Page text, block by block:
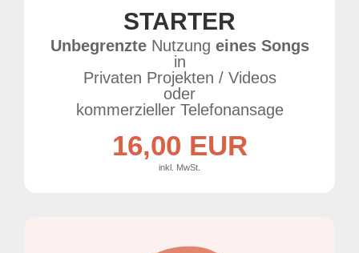
STARTER
UnbegrenzteNutzung eines Songs
in
Privaten Projekten / Videos
oder
kommerzieller Telefonansage
16,00 EUR
inkl. MwSt.